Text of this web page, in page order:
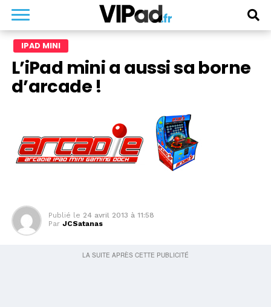
IPAD MINI
L’iPad mini a aussi sa borne
d’arcade !
Publié le 24 avril 2013 à 11:58
Par JCSatanas